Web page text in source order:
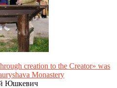
creation to the Creator» was
Monastery
Юшкевич